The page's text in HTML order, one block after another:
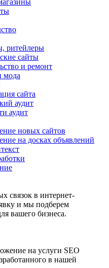
ритейлеры
сайты
и ремонт
мода
сайта
аудит
аудит
новых сайтов
на досках объявлений
связок в интернет-
и мы подберем
вашего бизнеса.
на услуги SEO
в нашей